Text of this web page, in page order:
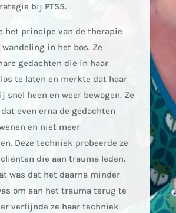
bij PTSS.
het principe van de therapie
in het bos. Ze
gedachten die in haar
te laten en merkte dat haar
snel heen en weer bewogen. Ze
even erna de gedachten
en niet meer
Deze techniek probeerde ze
die aan trauma leden.
was dat het daarna minder
om aan het trauma terug te
verfijnde ze haar techniek